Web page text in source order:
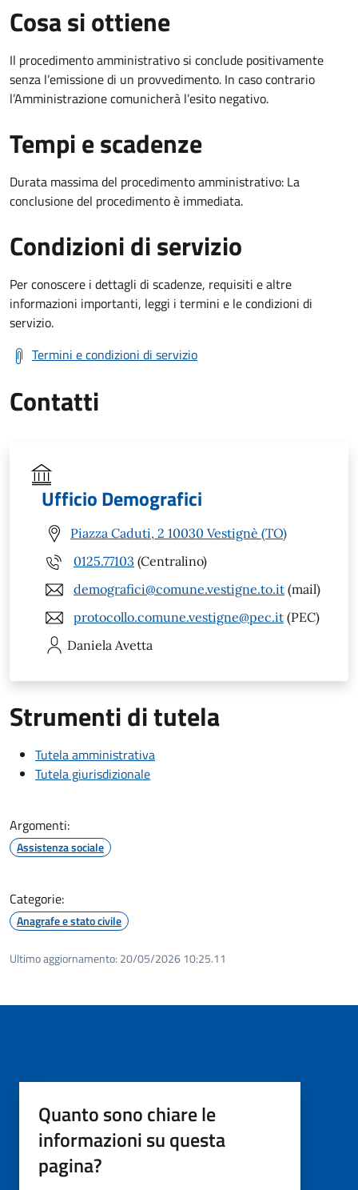
Cosa si ottiene
Il procedimento amministrativo si conclude positivamente
senza l’emissione di un provvedimento. In caso contrario
l’Amministrazione comunicherà l’esito negativo.
Tempi e scadenze
Durata massima del procedimento amministrativo: La
conclusione del procedimento è immediata.
Condizioni di servizio
Per conoscere i dettagli di scadenze, requisiti e altre
informazioni importanti, leggi i termini e le condizioni di
servizio.
Termini e condizioni di servizio
Contatti
Ufficio Demografici
Piazza Caduti, 2 10030 Vestignè (TO)
0125.77103 (Centralino)
demografici@comune.vestigne.to.it (mail)
protocollo.comune.vestigne@pec.it (PEC)
Daniela Avetta
Strumenti di tutela
Tutela amministrativa
Tutela giurisdizionale
Argomenti:
Assistenza sociale
Categorie:
Anagrafe e stato civile
Ultimo aggiornamento: 20/05/2026 10:25.11
Quanto sono chiare le
informazioni su questa
pagina?